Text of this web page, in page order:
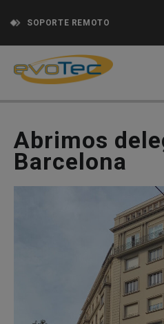
SOPORTE REMOTO
Abrimos
Barcelona